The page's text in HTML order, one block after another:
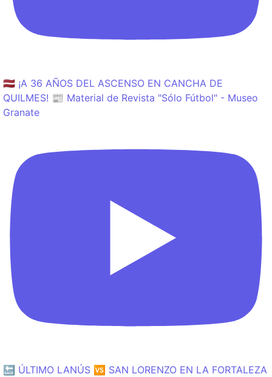
🇱🇻 ¡A 36 AÑOS DEL ASCENSO EN CANCHA DE
QUILMES! 📰 Material de Revista "Sólo Fútbol" - Museo
Granate
🔙 ÚLTIMO LANÚS 🆚 SAN LORENZO EN LA FORTALEZA